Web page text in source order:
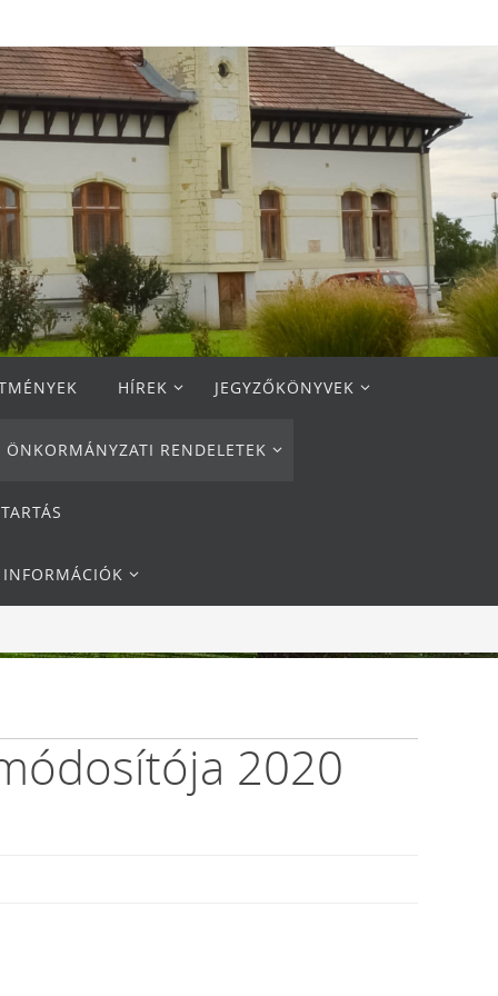
HÍREK JEGYZŐKÖNYVEK
ÖNKORMÁNYZATI RENDELETEK
INFORMÁCIÓK
2020